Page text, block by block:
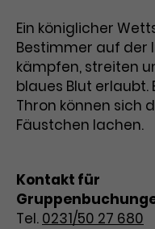
Zweck
Name IDE
Anbieter
Zweck
misst
Ein königlicher
Bestimmer auf der
kämpfen, streiten
blaues Blut erlaubt.
Thron können sich
Fäustchen lachen.
Kontakt für
Tel. 0231/50 27 680